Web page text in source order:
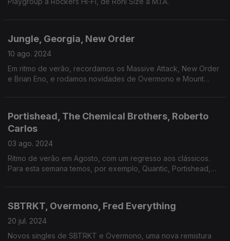
Jungle, Georgia, New Order
10 ago. 2024
Em ritmo de verão, recordamos os Massive Attack, New Order
e Brian Eno, e rodamos novidades de Overmono e Mount
Portishead, The Chemical Brothers, Roberto
Carlos
03 ago. 2024
Ritmo de verão em Agosto, com um regresso aos clássicos.
Para esta semana temos, por exemplo, Quantic, Portishead,
SBTRKT, Overmono, Fred Everything
20 jul. 2024
Novos singles de SBTRKT e Overmono, uma nova remistura